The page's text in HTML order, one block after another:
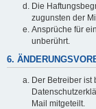
Die
zugunsten der
Ansprüche für
unberührt.
6.
Der Betreiber
Mail mitgeteilt.